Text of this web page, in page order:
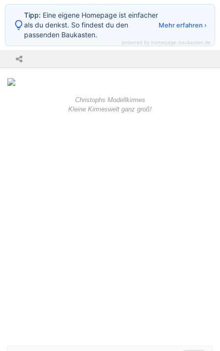
Christophs Modellkirmes
Kleine Kirmeswelt ganz groß!
Tipp: Eine eigene Homepage ist einfacher
als du denkst. So findest du den
passenden Baukasten.
Mehr erfahren ›
powered by homepage-baukasten.de